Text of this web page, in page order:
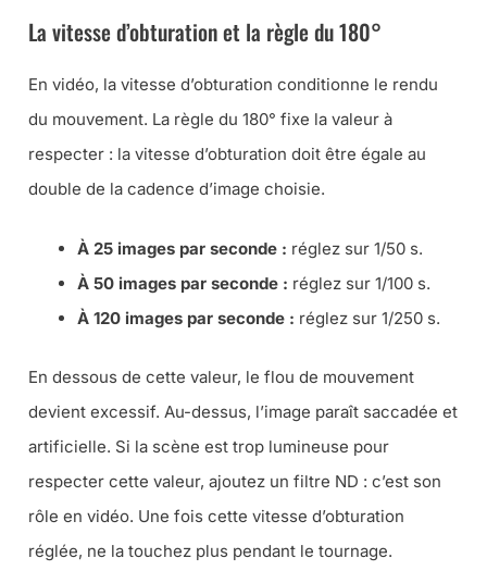
La vitesse d’obturation et la règle du 180°
En vidéo, la vitesse d’obturation conditionne le rendu
du mouvement. La règle du 180° fixe la valeur à
respecter : la vitesse d’obturation doit être égale au
double de la cadence d’image choisie.
À 25 images par seconde : réglez sur 1/50 s.
À 50 images par seconde : réglez sur 1/100 s.
À 120 images par seconde : réglez sur 1/250 s.
En dessous de cette valeur, le flou de mouvement
devient excessif. Au-dessus, l’image paraît saccadée et
artificielle. Si la scène est trop lumineuse pour
respecter cette valeur, ajoutez un filtre ND : c’est son
rôle en vidéo. Une fois cette vitesse d’obturation
réglée, ne la touchez plus pendant le tournage.